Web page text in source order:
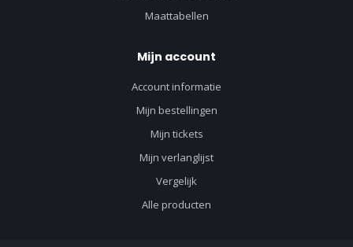
Maattabellen
Mijn account
Account informatie
Mijn bestellingen
Mijn tickets
Mijn verlanglijst
Vergelijk
Alle producten